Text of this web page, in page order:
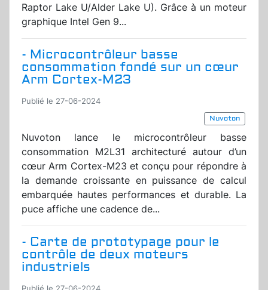
Raptor Lake U/Alder Lake U). Grâce à un moteur
graphique Intel Gen 9...
- Microcontrôleur basse
consommation fondé sur un cœur
Arm Cortex-M23
Publié le 27-06-2024
Nuvoton
Nuvoton lance le microcontrôleur basse
consommation M2L31 architecturé autour d’un
cœur Arm Cortex-M23 et conçu pour répondre à
la demande croissante en puissance de calcul
embarquée hautes performances et durable. La
puce affiche une cadence de...
- Carte de prototypage pour le
contrôle de deux moteurs
industriels